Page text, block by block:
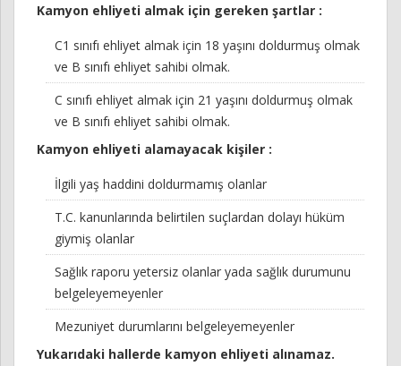
Kamyon ehliyeti almak için gereken şartlar :
C1 sınıfı ehliyet almak için 18 yaşını doldurmuş olmak
ve B sınıfı ehliyet sahibi olmak.
C sınıfı ehliyet almak için 21 yaşını doldurmuş olmak
ve B sınıfı ehliyet sahibi olmak.
Kamyon ehliyeti alamayacak kişiler :
İlgili yaş haddini doldurmamış olanlar
T.C. kanunlarında belirtilen suçlardan dolayı hüküm
giymiş olanlar
Sağlık raporu yetersiz olanlar yada sağlık durumunu
belgeleyemeyenler
Mezuniyet durumlarını belgeleyemeyenler
Yukarıdaki hallerde kamyon ehliyeti alınamaz.